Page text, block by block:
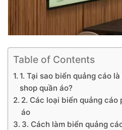
Table of Contents
1. Tại sao biển quảng cáo
shop quần áo?
2. Các loại biển quảng cáo
áo
3. Cách làm biển quảng